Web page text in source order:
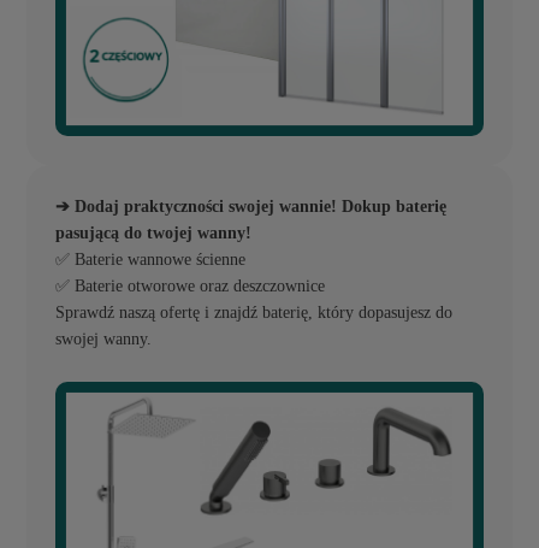
➔ Dodaj praktyczności swojej wannie! Dokup baterię
pasującą do twojej wanny!
✅ Baterie wannowe ścienne
✅ Baterie otworowe oraz deszczownice
Sprawdź naszą ofertę i znajdź baterię, który dopasujesz do
swojej wanny.